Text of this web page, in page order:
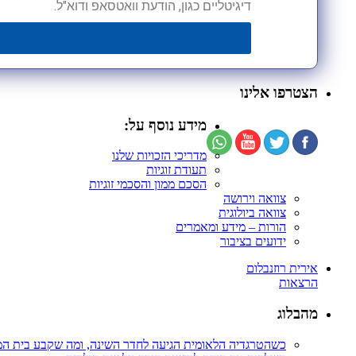
דיגיטליים כגון, הודעת וואטסאפ ודוא"ל.
הצטרפו אלינו
מידע נוסף על:
מדריכי הזכויות שלנו
תעודת זוגיות
הסכם ממון והסכמי זוגיות
צוואה וירושה
צוואה ביולוגית
הורות – מידע ומאמרים
ידועים בציבור
אירית רוזנבלום
הרצאות
מהבלוג
כשהטרגדיה הלאומית הגיעה לחדר השינה, ומה שקבע בית